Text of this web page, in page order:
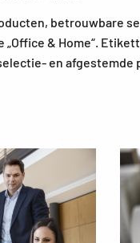
betrouwbare
& Home“.
en afgestemde